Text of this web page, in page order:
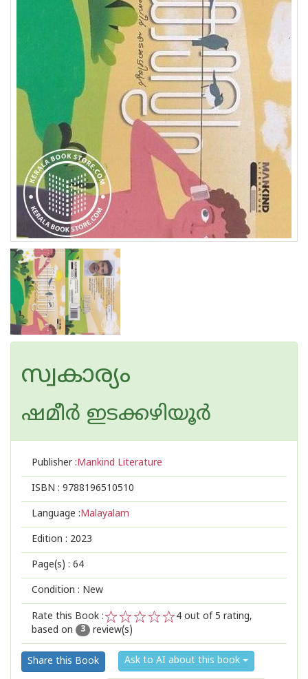
സ്വകാര്യം
ഷമീര്‍ ഇടക്കഴിയൂര്‍
Publisher :Mankind Literature
ISBN : 9788196510510
Language :Malayalam
Edition : 2023
Page(s) : 64
Condition : New
Rate this Book :
2
1
4 out of 5 rating,
based on
3 review(s)
Share this Book Ask to AI about this book